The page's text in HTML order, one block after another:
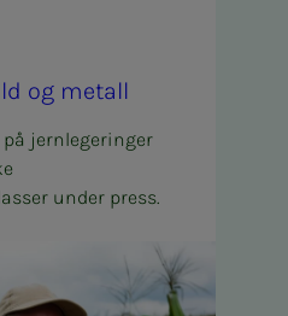
og met­all
på jernlegeringer
under press.